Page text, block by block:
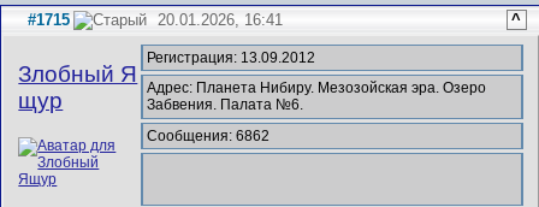
#1715 20.01.2026, 16:41 ^
Злобный Я
щур
Регистрация: 13.09.2012
Адрес: Планета Нибиру. Мезозойская эра. Озеро
Забвения. Палата №6.
Сообщения: 6862